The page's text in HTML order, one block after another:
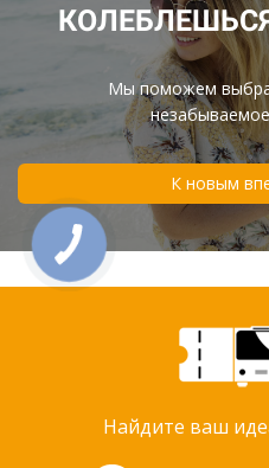
Мы поможем
К новым
Найдите ваш